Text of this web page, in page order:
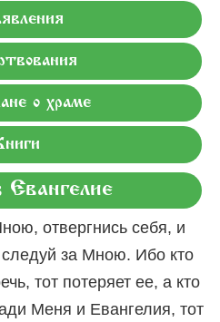
о храме
отвергнись себя, и
следуй за Мною. Ибо кто
тот потеряет ее, а кто
Меня и Евангелия, тот